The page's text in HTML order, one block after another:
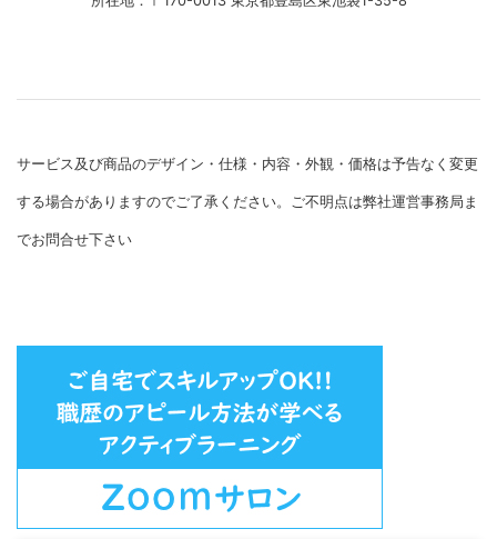
サービス及び商品のデザイン・仕様・内容・外観・価格は予告なく変更
する場合がありますのでご了承ください。ご不明点は弊社運営事務局ま
でお問合せ下さい